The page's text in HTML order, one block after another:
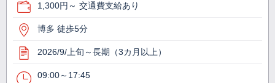
1,300円～ 交通費支給あり
博多 徒歩5分
2026/9/上旬～長期（3カ月以上）
09:00～17:45